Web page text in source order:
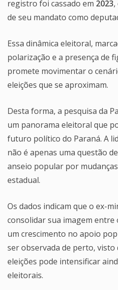
registro foi cassado em 2023
de seu mandato como
Essa dinâmica eleitoral,
polarização e a presença de
promete movimentar o
eleições que se aproximam.
Desta forma, a pesquisa da
um panorama eleitoral que
futuro político do Paraná. A
não é apenas uma questão
anseio popular por
estadual.
Os dados indicam que o ex-
consolidar sua imagem
um crescimento no apoio
ser observada de perto, visto
eleições pode intensificar
eleitorais.